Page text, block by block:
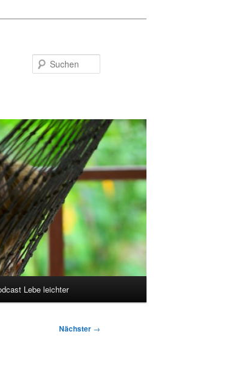
Lebe leichter
Nächster →